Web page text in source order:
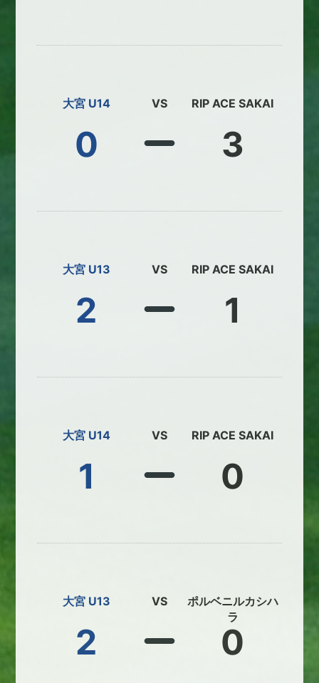
大宮 U14
0
VS RIP ACE SAKAI
3
大宮 U13
2
VS RIP ACE SAKAI
1
大宮 U14
1
VS RIP ACE SAKAI
0
大宮 U13
2
VS
ポルベニルカシハ
ラ
0